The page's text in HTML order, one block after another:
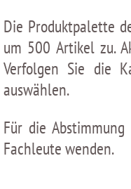
Die Produktpalette
um 500 Artikel zu.
Verfolgen Sie die
auswählen.
Für die
Fachleute wenden.